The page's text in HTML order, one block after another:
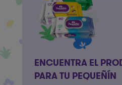
ENCUENTRA EL
PARA TU PEQUEÑÍN